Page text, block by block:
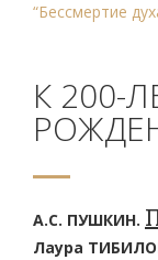
“Бессмертие
К 200-
А.С. ПУШКИН.
Лаура